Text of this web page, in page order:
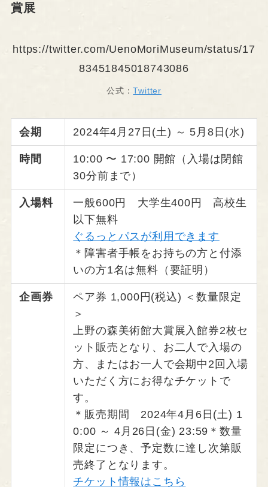
賞展
https://twitter.com/UenoMoriMuseum/status/17
83451845018743086
公式：Twitter
会期 2024年4月27日(土) ～ 5月8日(水)
時間
10:00 〜 17:00 開館（入場は閉館
30分前まで）
入場料
一般600円 大学生400円 高校生
以下無料
ぐるっとパスが利用できます
＊障害者手帳をお持ちの方と付添
いの方1名は無料（要証明）
企画券
ペア券 1,000円(税込) ＜数量限定
＞
上野の森美術館大賞展入館券2枚セ
ット販売となり、お二人で入場の
方、またはお一人で会期中2回入場
いただく方にお得なチケットで
す。
＊販売期間 2024年4月6日(土) 1
0:00 ～ 4月26日(金) 23:59＊数量
限定につき、予定数に達し次第販
売終了となります。
チケット情報はこちら